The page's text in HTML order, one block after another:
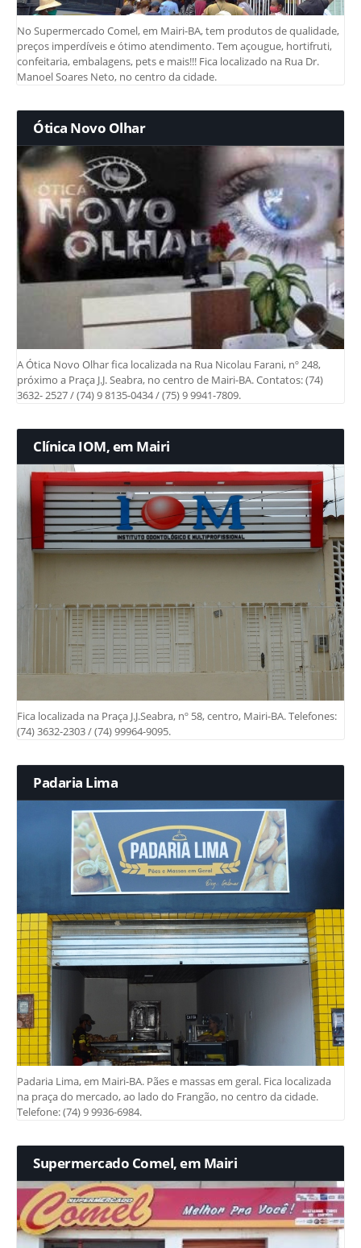
No Supermercado Comel, em Mairi-BA, tem produtos de qualidade,
preços imperdíveis e ótimo atendimento. Tem açougue, hortifruti,
confeitaria, embalagens, pets e mais!!! Fica localizado na Rua Dr.
Manoel Soares Neto, no centro da cidade.
Ótica Novo Olhar
A Ótica Novo Olhar fica localizada na Rua Nicolau Farani, nº 248,
próximo a Praça J.J. Seabra, no centro de Mairi-BA. Contatos: (74)
3632- 2527 / (74) 9 8135-0434 / (75) 9 9941-7809.
Clínica IOM, em Mairi
Fica localizada na Praça J.J.Seabra, nº 58, centro, Mairi-BA. Telefones:
(74) 3632-2303 / (74) 99964-9095.
Padaria Lima
Padaria Lima, em Mairi-BA. Pães e massas em geral. Fica localizada
na praça do mercado, ao lado do Frangão, no centro da cidade.
Telefone: (74) 9 9936-6984.
Supermercado Comel, em Mairi